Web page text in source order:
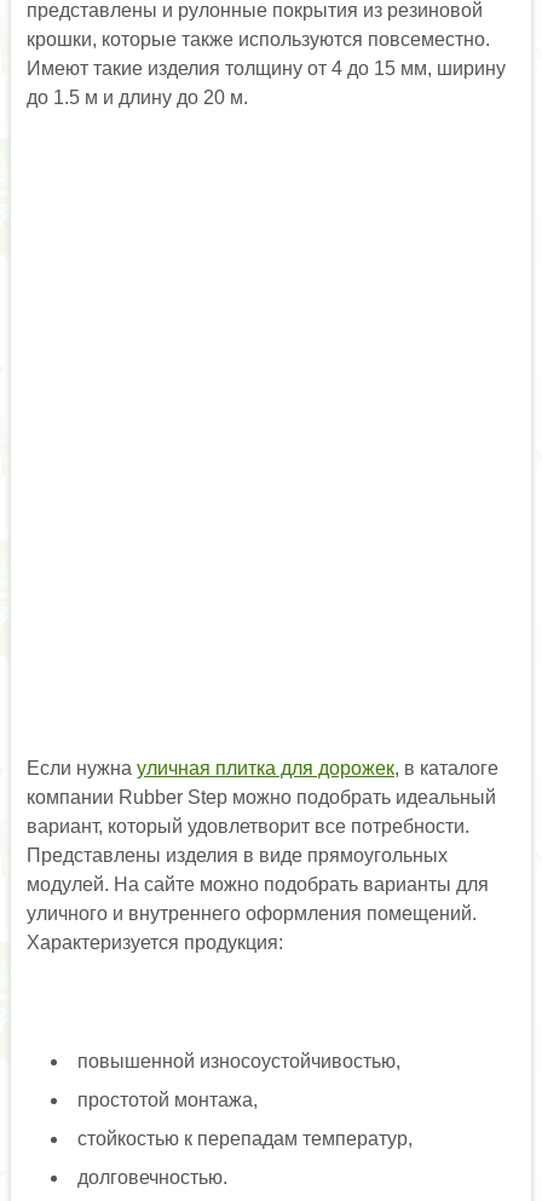
представлены и рулонные покрытия из резиновой
крошки, которые также используются повсеместно.
Имеют такие изделия толщину от 4 до 15 мм, ширину
до 1.5 м и длину до 20 м.
Если нужна уличная плитка для дорожек, в каталоге
компании Rubber Step можно подобрать идеальный
вариант, который удовлетворит все потребности.
Представлены изделия в виде прямоугольных
модулей. На сайте можно подобрать варианты для
уличного и внутреннего оформления помещений.
Характеризуется продукция:
повышенной износоустойчивостью,
простотой монтажа,
стойкостью к перепадам температур,
долговечностью.